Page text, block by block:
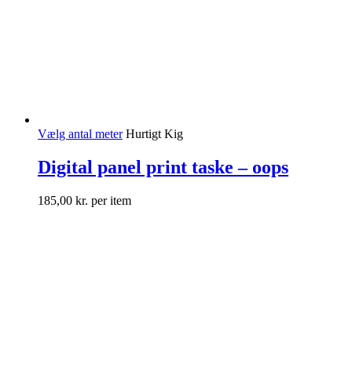
Vælg antal meter Hurtigt Kig
Digital panel print taske – oops
185,00 kr. per item